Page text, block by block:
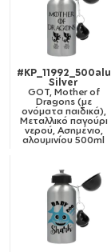
#KP_11992_500alu
Silver
GOT, Mother of
Dragons (με
ονόματα παιδικά),
Μεταλλικό παγούρι
νερού, Ασημένιο,
αλουμινίου 500ml